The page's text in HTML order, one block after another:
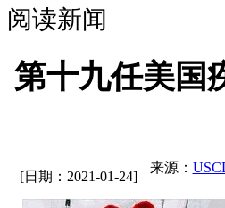
阅读新闻
第十九任美国
[日期：2021-01-24]
来源：